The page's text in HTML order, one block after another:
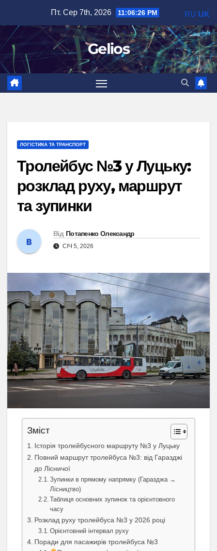
вмісту
Пт. Сер 7th, 2026 11:06:27 PM
Gelios
ЛОГІСТИКА ТА ТРАНСПОРТ
Тролейбус №3 у Луцьку:
розклад руху, маршрут
та зупинки
Від Потапенко Олександр
СІЧ 5, 2026
Зміст
Історія тролейбусного маршруту №3 у Луцьку
Повний маршрут тролейбуса №3: від Гаразджі
до Лісничої
Зупинки в прямому напрямку (Гаразджа →
Лісництво)
Таблиця основних зупинок та орієнтовного
часу
Розклад руху тролейбуса №3 у 2026 році
Орієнтовний інтервал руху
Поради для пасажирів тролейбуса №3
RU UK